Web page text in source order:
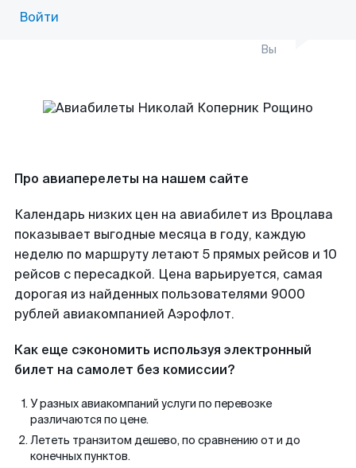
Войти
Вы
Про авиаперелеты на нашем сайте
Календарь низких цен на авиабилет из Вроцлава
показывает выгодные месяца в году, каждую
неделю по маршруту летают 5 прямых рейсов и 10
рейсов с пересадкой. Цена варьируется, самая
дорогая из найденных пользователями 9000
рублей авиакомпанией Аэрофлот.
Как еще сэкономить используя электронный
билет на самолет без комиссии?
У разных авиакомпаний услуги по перевозке
различаются по цене.
Лететь транзитом дешево, по сравнению от и до
конечных пунктов.